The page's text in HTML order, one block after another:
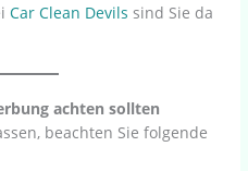
Car Clean Devils sind Sie da
achten sollten
beachten Sie folgende